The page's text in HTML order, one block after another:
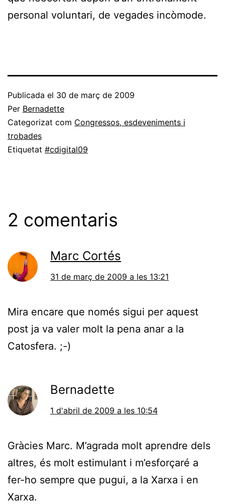
personal voluntari, de vegades incòmode.
Publicada el 30 de març de 2009
Per Bernadette
Categorizat com Congressos, esdeveniments i
trobades
Etiquetat #cdigital09
2 comentaris
Marc Cortés
31 de març de 2009 a les 13:21
Mira encare que només sigui per aquest
post ja va valer molt la pena anar a la
Catosfera. ;-)
Bernadette
1 d'abril de 2009 a les 10:54
Gràcies Marc. M’agrada molt aprendre dels
altres, és molt estimulant i m’esforçaré a
fer-ho sempre que pugui, a la Xarxa i en
Xarxa.